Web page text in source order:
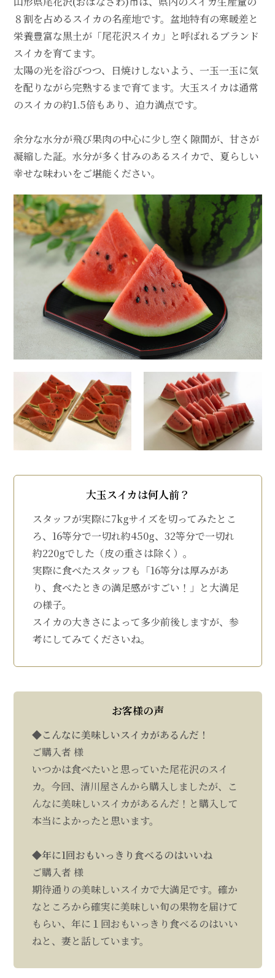
８割を占めるスイカの名産地です。盆地特有の寒暖差と
栄養豊富な黒土が「尾花沢スイカ」と呼ばれるブランド
スイカを育てます。
太陽の光を浴びつつ、日焼けしないよう、一玉一玉に気
を配りながら完熟するまで育てます。大玉スイカは通常
のスイカの約1.5倍もあり、迫力満点です。
余分な水分が飛び果肉の中心に少し空く隙間が、甘さが
凝縮した証。水分が多く甘みのあるスイカで、夏らしい
幸せな味わいをご堪能ください。
大玉スイカは何人前？
スタッフが実際に7kgサイズを切ってみたとこ
ろ、16等分で一切れ約450g、32等分で一切れ
約220gでした（皮の重さは除く）。
実際に食べたスタッフも「16等分は厚みがあ
り、食べたときの満足感がすごい！」と大満足
の様子。
スイカの大きさによって多少前後しますが、参
考にしてみてくださいね。
お客様の声
◆こんなに美味しいスイカがあるんだ！
ご購入者 様
いつかは食べたいと思っていた尾花沢のスイ
カ。今回、清川屋さんから購入しましたが、こ
んなに美味しいスイカがあるんだ！と購入して
本当によかったと思います。
◆年に1回おもいっきり食べるのはいいね
ご購入者 様
期待通りの美味しいスイカで大満足です。確か
なところから確実に美味しい旬の果物を届けて
もらい、年に１回おもいっきり食べるのはいい
ねと、妻と話しています。